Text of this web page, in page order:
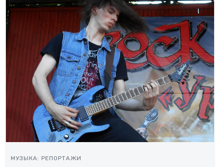
МУЗЫКА: РЕПОРТАЖИ